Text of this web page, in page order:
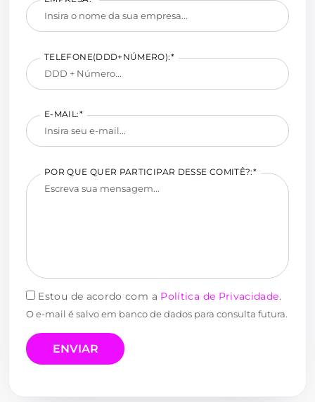
TELEFONE(DDD+NÚMERO):*
E-MAIL:*
POR QUE QUER PARTICIPAR DESSE COMITÊ?:*
Estou de acordo com a Política de Privacidade.
O e-mail é salvo em banco de dados para consulta futura.